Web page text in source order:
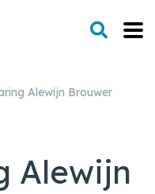
Alewijn Brouwer
Alewijn